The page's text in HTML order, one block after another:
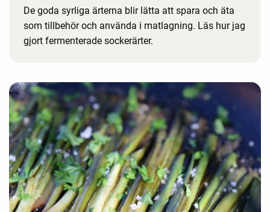
De goda syrliga ärterna blir lätta att spara och äta
som tillbehör och använda i matlagning. Läs hur jag
gjort fermenterade sockerärter.